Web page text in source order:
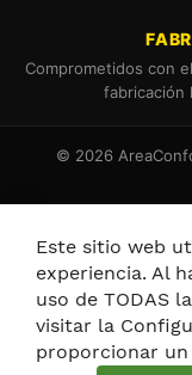
Comprometidos con
fabricación
© 2026
Este sitio web
experiencia. Al
uso de TODAS
visitar la
proporcionar